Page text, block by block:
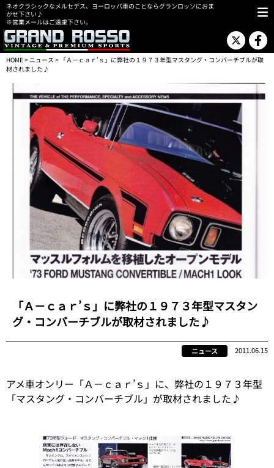
ネオクラシックなメルセデス、ヨーロッパ車のことならグランロッソにおま
かせ下さい♪
※営業メールはご遠慮下さい。
HOME> ニュース > 「Ａ－ｃａｒ’ｓ」に弊社の１９７３年型マスタング・コンバーチブルが取
材されました♪
「Ａ－ｃａｒ’ｓ」に弊社の１９７３年型マスタン
グ・コンバーチブルが取材されました♪
ニュース 2011.06.15
アメ車オンリー「Ａ－ｃａｒ’ｓ」に、弊社の１９７３年型
「マスタング・コンバーチブル」が取材されました♪